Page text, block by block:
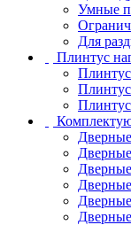
Умные
Для
Плинтус